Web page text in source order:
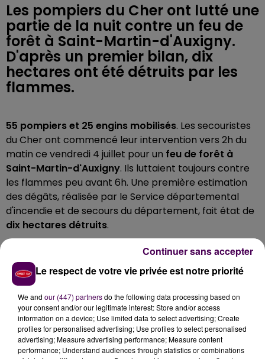
Les pompiers du Cher ont lutté une
partie de la nuit contre un feu de
forêt à Saint-Martin-d'Auxigny.
D'après un premier bilan, dix
hectares ont été détruits par les
flammes.
55 pompiers et 25 engins mobilisés. Les secouristes
du Cher ont commencé leur intervention vers 2h du
matin ce vendredi 4 juillet pour un feu de forêt à
Saint-Martin-d'Auxigny. Ils luttaient toujours contre
les flammes peu avant 6h. Une première estimation
des dégâts, réalisée par le Service départemental
d'incendie et de secours du département, fait état de
dix hectares détruits.
LE BERRY EN VIGILANCE ORANGE
Avec les fortes températures et l'absence de
précipitations ces derniers jours, les sols sont
particulièrement secs. Ce vendredi 4 juillet,les
départements du Cher et de l'Indre sont en
"vigilance orange"face au risque de feux de forêt. Il
s'agit d'un indicateur mis en place parMétéo-France
Le respect de votre vie privée est notre priorité
We and our (447) partnersdo the following data processing based on
your consent and/or our legitimate interest: Store and/or access
information on a device; Use limited data to select advertising; Create
profiles for personalised advertising; Use profiles to select personalised
advertising; Measure advertising performance; Measure content
performance; Understand audiences through statistics or combinations
Continuer sans accepter